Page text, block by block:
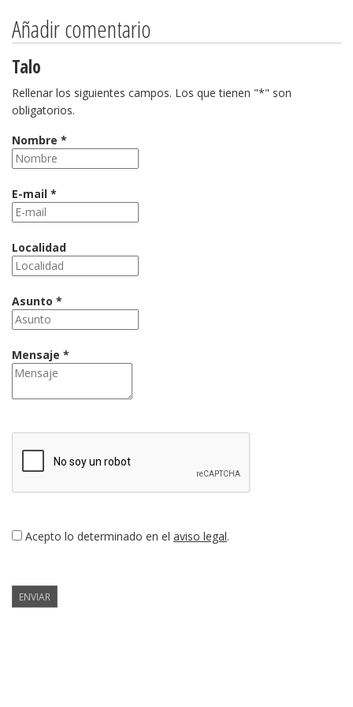
Añadir comentario
Talo
Rellenar los siguientes campos. Los que tienen "*" son
obligatorios.
Nombre *
E-mail *
Localidad
Asunto *
Mensaje *
Acepto lo determinado en el aviso legal.
ENVIAR